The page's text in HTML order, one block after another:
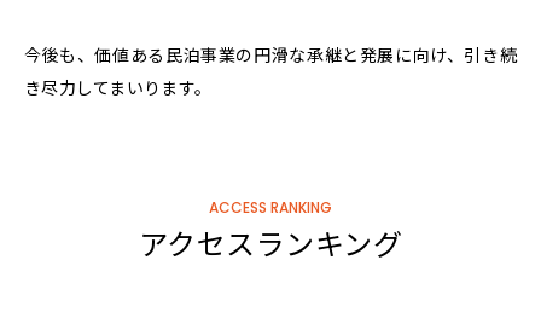
今後も、価値ある民泊事業の円滑な承継と発展に向け、引き続
き尽力してまいります。
ACCESS RANKING
アクセスランキング